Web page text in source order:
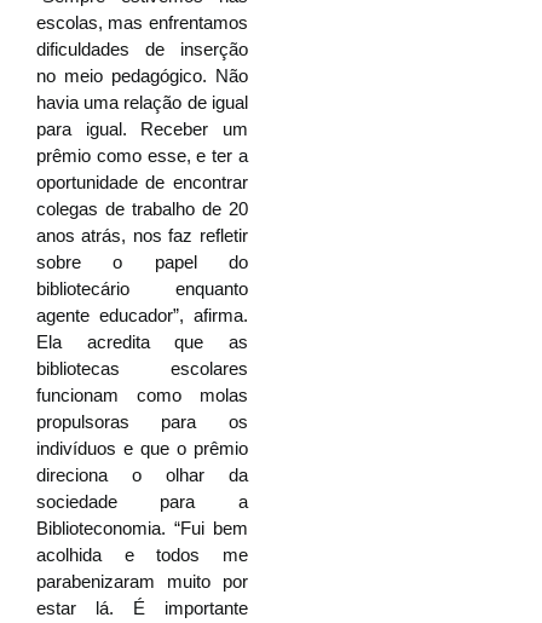
escolas, mas enfrentamos
dificuldades de inserção
no meio pedagógico. Não
havia uma relação de igual
para igual. Receber um
prêmio como esse, e ter a
oportunidade de encontrar
colegas de trabalho de 20
anos atrás, nos faz refletir
sobre o papel do
bibliotecário enquanto
agente educador”, afirma.
Ela acredita que as
bibliotecas escolares
funcionam como molas
propulsoras para os
indivíduos e que o prêmio
direciona o olhar da
sociedade para a
Biblioteconomia. “Fui bem
acolhida e todos me
parabenizaram muito por
estar lá. É importante